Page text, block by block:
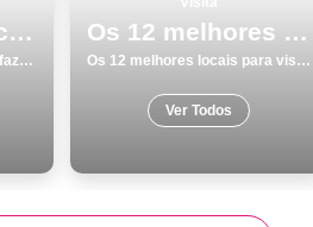
As 9 melhores coisas para fazer e visitar em SantarÃ©m
As 9 melhores coisas para fazer e visitar em SantarÃ©m
Os 12 melhores locais para visitar em Coimbra
Os 12 melhores locais para visitar em Coimbra
Ver Todos